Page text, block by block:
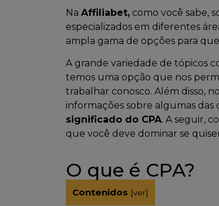
Na Affiliabet, como você sabe,
especializados em diferentes
ampla gama de opções para
A grande variedade de tópicos
temos uma opção que nos
trabalhar conosco. Além disso,
informações sobre algumas das
significado do CPA. A seguir,
que você deve dominar se
O que é CPA?
Contenidos [ver]